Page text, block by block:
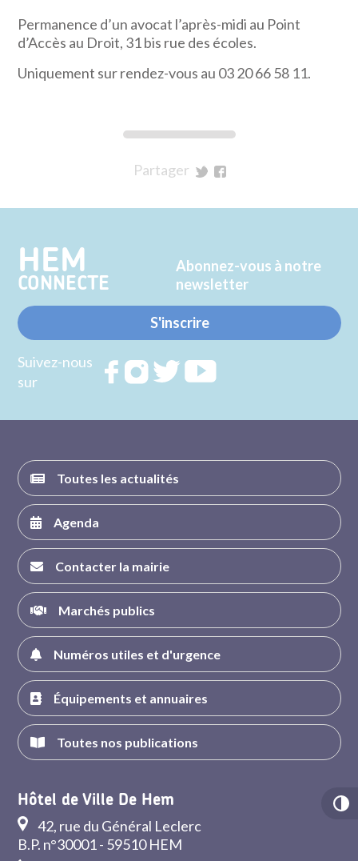
Permanence d’un avocat l’après-midi au Point
d’Accès au Droit, 31 bis rue des écoles.
Uniquement sur rendez-vous au 03 20 66 58 11.
Partager
Twitter
Facebook
HEM
CONNECTE
Abonnez-vous à notre
newsletter
S'inscrire
Suivez-nous
sur
RejoignezRejoignezRejoignez
Toutes les actualités
Agenda
Contacter la mairie
Marchés publics
Numéros utiles et d'urgence
Équipements et annuaires
Toutes nos publications
Hôtel de Ville De Hem
42, rue du Général Leclerc
B.P. n°30001 - 59510 HEM